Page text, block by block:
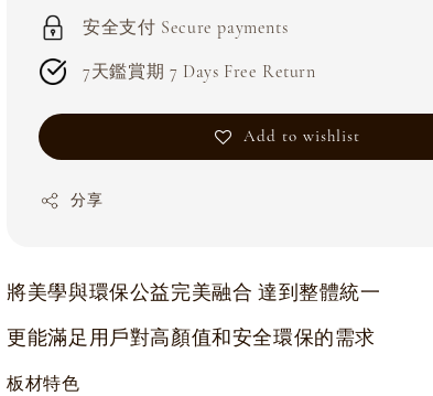
安全支付 Secure payments
7天鑑賞期 7 Days Free Return
Add to wishlist
分享
將美學與環保公益完美融合 達到整體統一
更能滿足用戶對高顏值和安全環保的需求
板材特色